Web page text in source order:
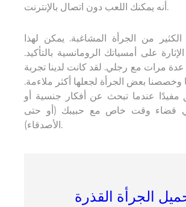
أنه يمكنك اللعب دون اتصال بالإنترنت.
من الجرأة المشاغبة. يمكن لهذا
على أمسياتك الرومانسية بالتأكيد.
مرات مع رجلي. لقد كانت لدينا تجربة
وخصصنا بعض الجرأة لجعلها أكثر ملاءمة.
مفيدًا عندما تبحث عن أفكار جنسية أو
قضاء وقت خاص مع حبيبك (أو حتى
الأصدقاء).
الجرأة القذرة